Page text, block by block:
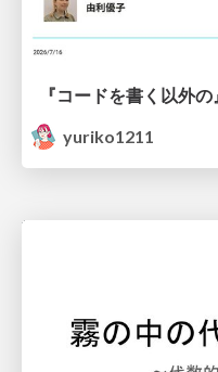
yuriko1211